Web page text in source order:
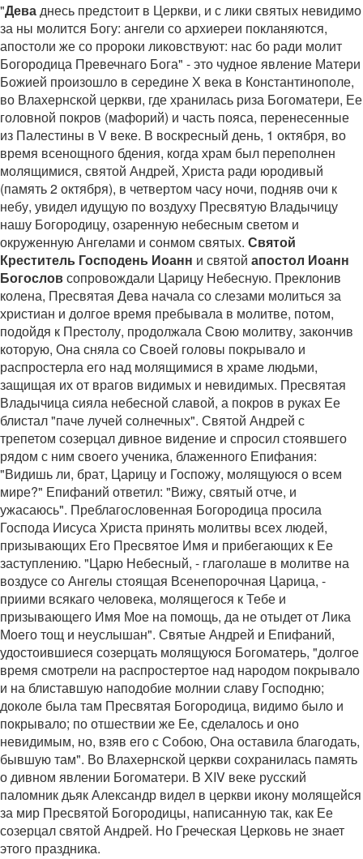
"Деваднесь предстоит в Церкви, и с лики святых невидимо
за ны молится Богу: ангели со архиереи покланяются,
апостоли же со пророки ликовствуют: нас бо ради молит
Богородица Превечнаго Бога" - это чудное явление Матери
Божией произошло в середине Х века в Константинополе,
во Влахернской церкви, где хранилась риза Богоматери, Ее
головной покров (мафорий) и часть пояса, перенесенные
из Палестины в V веке. В воскресный день, 1 октября, во
время всенощного бдения, когда храм был переполнен
молящимися, святой Андрей, Христа ради юродивый
(память 2 октября), в четвертом часу ночи, подняв очи к
небу, увидел идущую по воздуху Пресвятую Владычицу
нашу Богородицу, озаренную небесным светом и
окруженную Ангелами и сонмом святых. Святой
Креститель Господень Иоанн и святой апостол Иоанн
Богословсопровождали Царицу Небесную. Преклонив
колена, Пресвятая Дева начала со слезами молиться за
христиан и долгое время пребывала в молитве, потом,
подойдя к Престолу, продолжала Свою молитву, закончив
которую, Она сняла со Своей головы покрывало и
распростерла его над молящимися в храме людьми,
защищая их от врагов видимых и невидимых. Пресвятая
Владычица сияла небесной славой, а покров в руках Ее
блистал "паче лучей солнечных". Святой Андрей с
трепетом созерцал дивное видение и спросил стоявшего
рядом с ним своего ученика, блаженного Епифания:
"Видишь ли, брат, Царицу и Госпожу, молящуюся о всем
мире?" Епифаний ответил: "Вижу, святый отче, и
ужасаюсь". Преблагословенная Богородица просила
Господа Иисуса Христа принять молитвы всех людей,
призывающих Его Пресвятое Имя и прибегающих к Ее
заступлению. "Царю Небесный, - глаголаше в молитве на
воздусе со Ангелы стоящая Всенепорочная Царица, -
приими всякаго человека, молящегося к Тебе и
призывающего Имя Мое на помощь, да не отыдет от Лика
Моего тощ и неуслышан". Святые Андрей и Епифаний,
удостоившиеся созерцать молящуюся Богоматерь, "долгое
время смотрели на распростертое над народом покрывало
и на блиставшую наподобие молнии славу Господню;
доколе была там Пресвятая Богородица, видимо было и
покрывало; по отшествии же Ее, сделалось и оно
невидимым, но, взяв его с Собою, Она оставила благодать,
бывшую там". Во Влахернской церкви сохранилась память
о дивном явлении Богоматери. В XIV веке русский
паломник дьяк Александр видел в церкви икону молящейся
за мир Пресвятой Богородицы, написанную так, как Ее
созерцал святой Андрей. Но Греческая Церковь не знает
этого праздника.